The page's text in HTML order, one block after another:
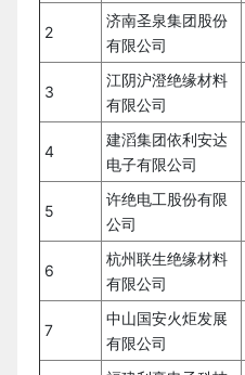
2
济南圣泉集团股份
有限公司
3
江阴沪澄绝缘材料
有限公司
4
建滔集团依利安达
电子有限公司
5
许绝电工股份有限
公司
6
杭州联生绝缘材料
有限公司
7
中山国安火炬发展
有限公司